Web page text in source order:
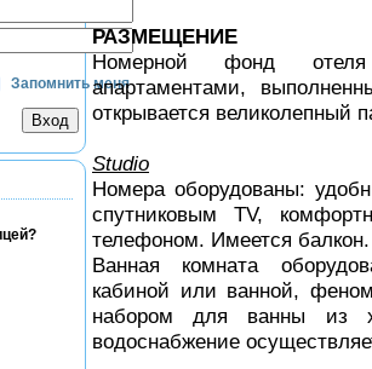
Запомнить меня
РАЗМЕЩЕНИЕ
Номерной фонд отеля
апартаментами,
открывается
Studio
Номера оборудованы:
спутниковым TV,
телефоном. Имеется балкон.
Ванная комната
кабиной или ванной,
набором для ванны из
водоснабжение